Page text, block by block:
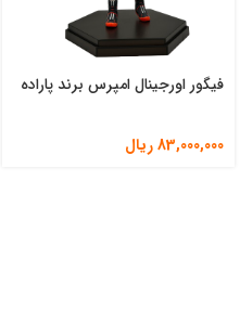
فیگور اورجینال امپرس برند پاراده
83,000,000ریال